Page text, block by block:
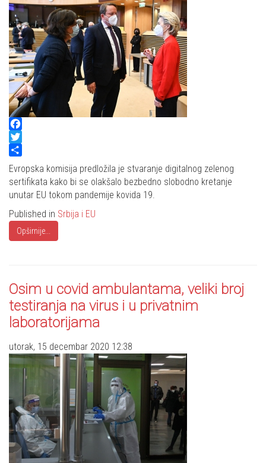
Facebook
Twitter
Share
Evropska komisija predložila je stvaranje digitalnog zelenog
sertifikata kako bi se olakšalo bezbedno slobodno kretanje
unutar EU tokom pandemije kovida 19.
Published in Srbija i EU
Opširnije...
Osim u covid ambulantama, veliki broj
testiranja na virus i u privatnim
laboratorijama
utorak, 15 decembar 2020 12:38